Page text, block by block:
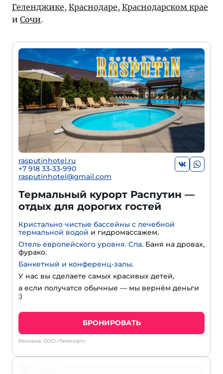
Геленджике, Краснодаре, Краснодарском крае
и Сочи.
rasputinhotel.ru
+7 918 33-33-990
rasputinhotel@gmail.com
Термальный курорт Распутин —
отдых для дорогих гостей
Кристально чистые бассейны с лечебной
термальной водой и гидромассажем.
Отель европейского уровня. Спа. Баня на дровах,
фурако.
Банкетный и конференц-залы.
У нас вы сделаете самых красивых детей,
а если получатся обычные — мы вернём деньги
:)
БРОНИРОВАТЬ
Реклама: ООО «Телепорт»